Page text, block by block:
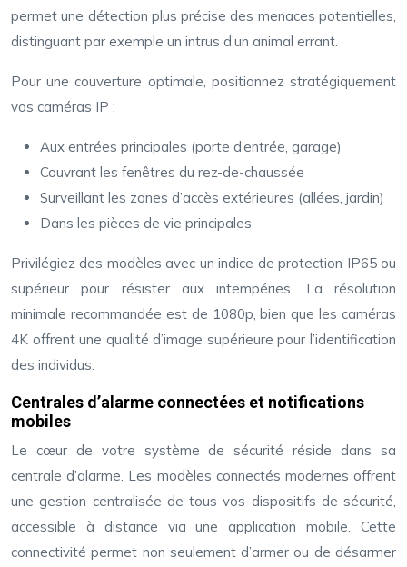
permet une détection plus précise des menaces potentielles,
distinguant par exemple un intrus d’un animal errant.
Pour une couverture optimale, positionnez stratégiquement
vos caméras IP :
Aux entrées principales (porte d’entrée, garage)
Couvrant les fenêtres du rez-de-chaussée
Surveillant les zones d’accès extérieures (allées, jardin)
Dans les pièces de vie principales
Privilégiez des modèles avec un indice de protection IP65 ou
supérieur pour résister aux intempéries. La résolution
minimale recommandée est de 1080p, bien que les caméras
4K offrent une qualité d’image supérieure pour l’identification
des individus.
Centrales d’alarme connectées et notifications
mobiles
Le cœur de votre système de sécurité réside dans sa
centrale d’alarme. Les modèles connectés modernes offrent
une gestion centralisée de tous vos dispositifs de sécurité,
accessible à distance via une application mobile. Cette
connectivité permet non seulement d’armer ou de désarmer